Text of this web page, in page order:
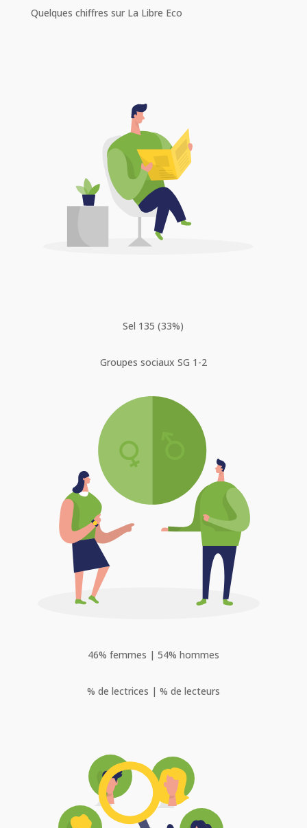
Quelques chiffres sur La Libre Eco
Sel 135 (33%)
Groupes sociaux SG 1-2
46% femmes | 54% hommes
% de lectrices | % de lecteurs